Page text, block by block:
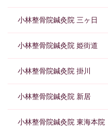
小林整骨院鍼灸院 三ヶ日
小林整骨院鍼灸院 姫街道
小林整骨院鍼灸院 掛川
小林整骨院鍼灸院 新居
小林整骨院鍼灸院 東海本院